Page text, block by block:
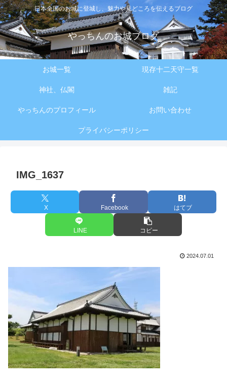
日本全国のお城に登城し、魅力や見どころを伝えるブログ
やっちんのお城ブログ
お城一覧 現存十二天守一覧
神社、仏閣 雑記
やっちんのプロフィール お問い合わせ
プライバシーポリシー
IMG_1637
X Facebook はてブ
LINE コピー
2024.07.01